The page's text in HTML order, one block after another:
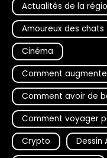
Actualités de la
Amoureux des chats
Cinéma
Comment
Comment avoir de
Comment voyager
Crypto
Dessin